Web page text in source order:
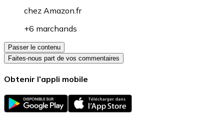
chez Amazon.fr
+6 marchands
Passer le contenu
Faites-nous part de vos commentaires
Obtenir l’appli mobile